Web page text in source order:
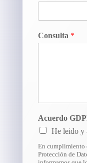
Consulta *
Acuerdo
He leido y
En cumplimiento
Protección de